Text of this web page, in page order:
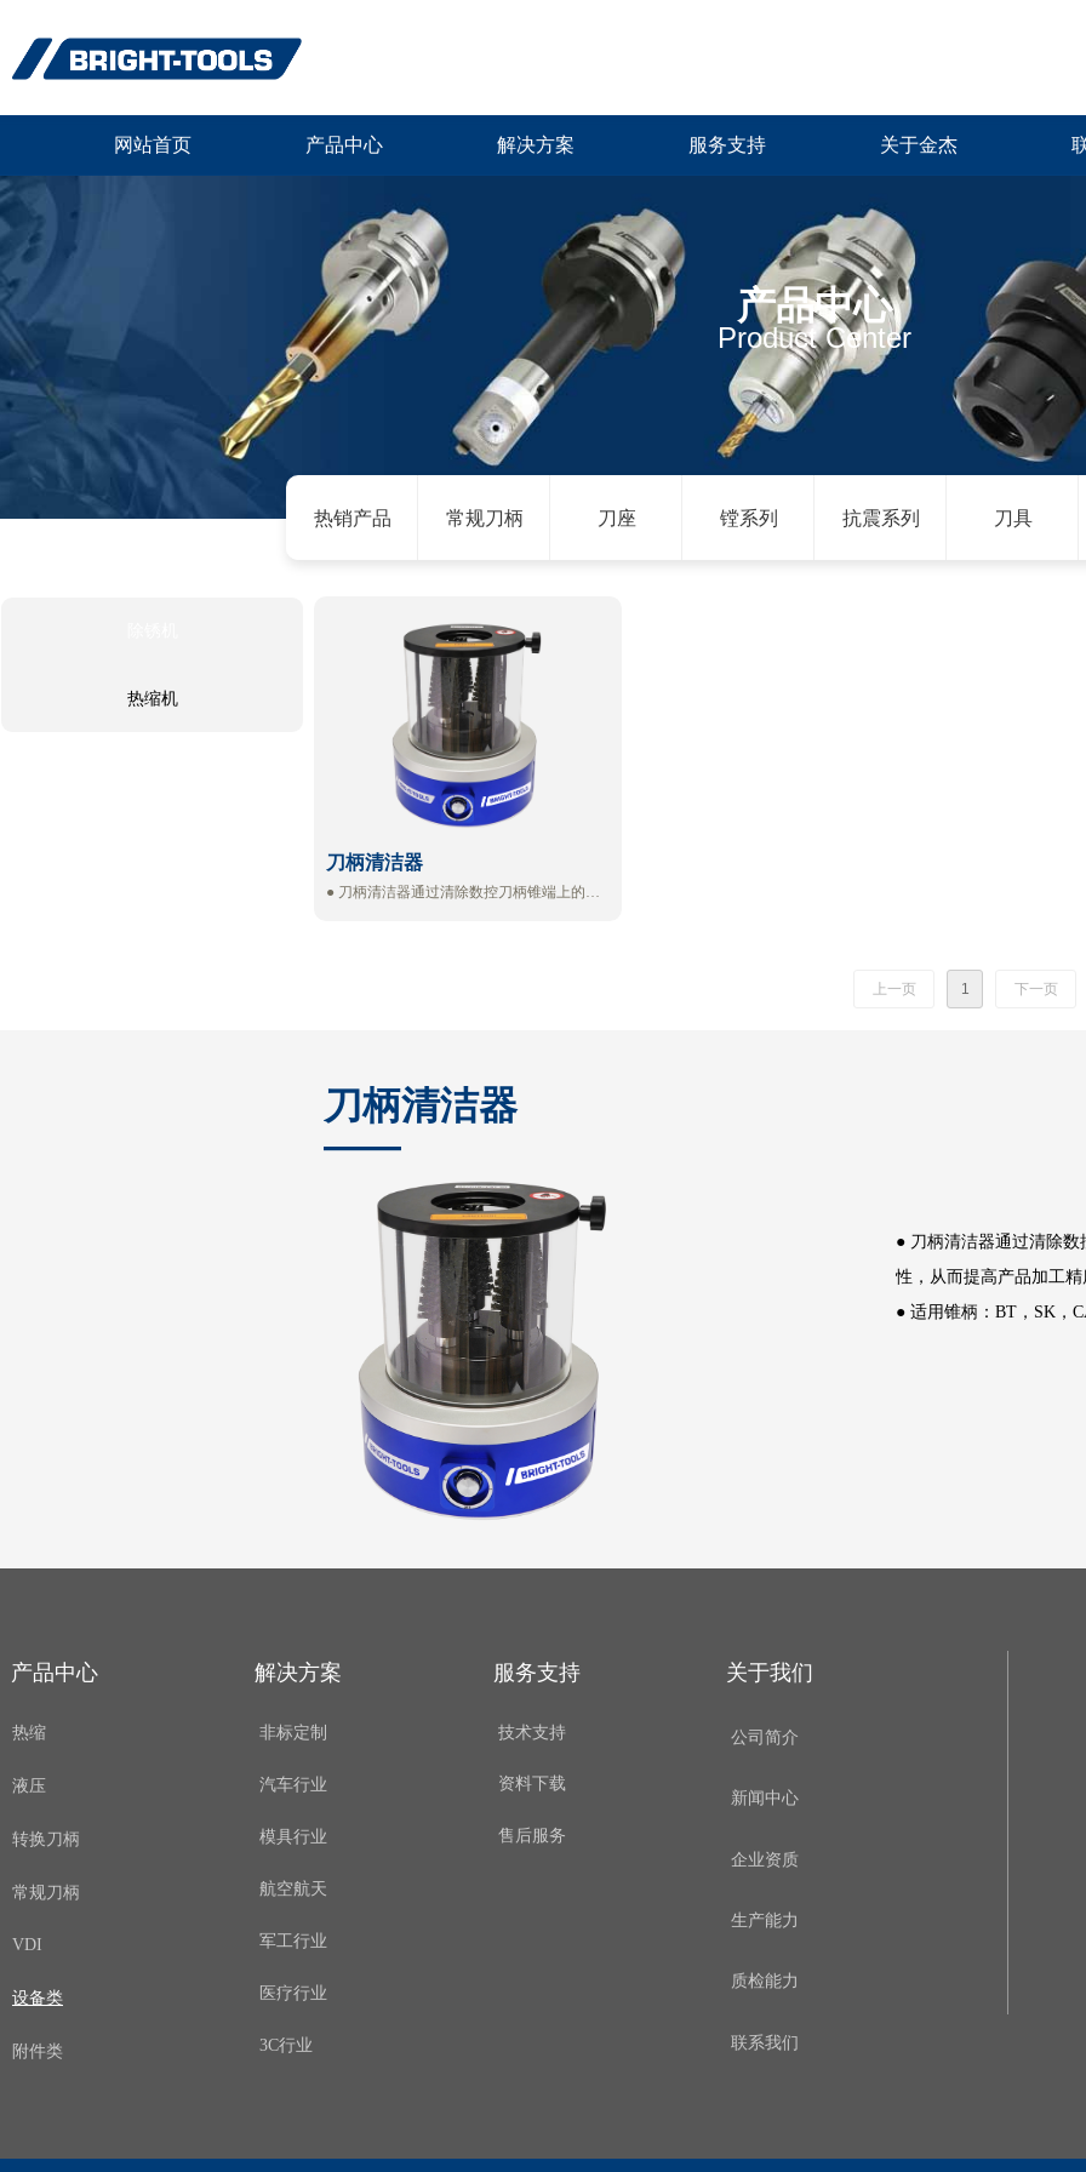
网站首页 产品中心 解决方案 服务支持 关于金杰
产品中心
Product Center
刀柄清洁器
● 刀柄清洁器通过清除数控刀柄锥端上的污
上一页 1 下一页
● 刀柄清洁器通过清除
性，从而提高产品加工
● 适用锥柄：BT，SK，
刀柄清洁器
——
除锈机
热缩机
热销产品 常规刀柄 刀座 镗系列 抗震系列 刀具
产品中心
热缩
液压
转换刀柄
常规刀柄
VDI
设备类
附件类
非标定制
汽车行业
模具行业
航空航天
军工行业
医疗行业
3C行业
解决方案
技术支持
资料下载
售后服务
服务支持
公司简介
新闻中心
企业资质
生产能力
质检能力
联系我们
关于我们